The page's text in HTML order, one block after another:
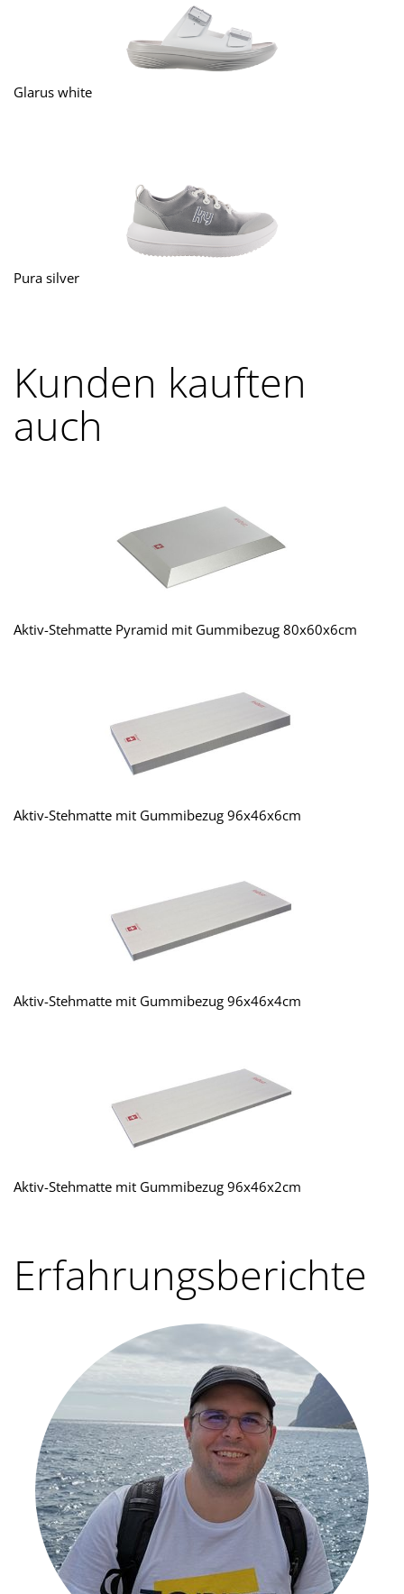
Glarus white
Pura silver
Kunden kauften
auch
Aktiv-Stehmatte Pyramid mit Gummibezug 80x60x6cm
Aktiv-Stehmatte mit Gummibezug 96x46x6cm
Aktiv-Stehmatte mit Gummibezug 96x46x4cm
Aktiv-Stehmatte mit Gummibezug 96x46x2cm
Erfahrungsberichte